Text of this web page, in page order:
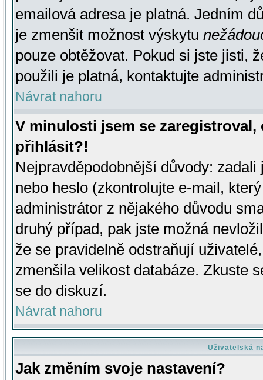
emailová adresa je platná. Jedním
je zmenšit možnost výskytu
pouze obtěžovat. Pokud si jste jisti,
použili je platná, kontaktujte
Návrat nahoru
V minulosti jsem se
přihlásit?!
Nejpravděpodobnější důvody:
nebo heslo (zkontrolujte e-mail,
administrátor z nějakého důvodu
druhý případ, pak jste možná
že se pravidelně odstraňují
zmenšila velikost databáze. Zkuste
se do diskuzí.
Návrat nahoru
Uživatelská
Jak změním svoje nastavení?